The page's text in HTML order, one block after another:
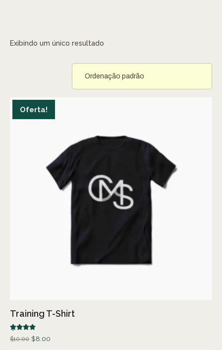
Exibindo um único resultado
Oferta!
Training T-Shirt
5.00
$10.00 $8.00